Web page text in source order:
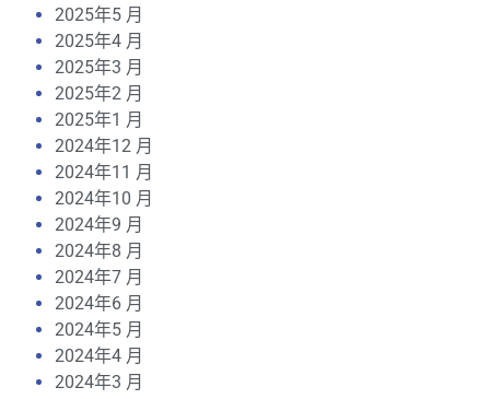
2025年5 月
2025年4 月
2025年3 月
2025年2 月
2025年1 月
2024年12 月
2024年11 月
2024年10 月
2024年9 月
2024年8 月
2024年7 月
2024年6 月
2024年5 月
2024年4 月
2024年3 月